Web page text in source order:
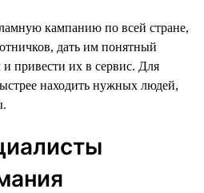
кампанию по всей стране,
дать им понятный
привести их в сервис. Для
находить нужных людей,